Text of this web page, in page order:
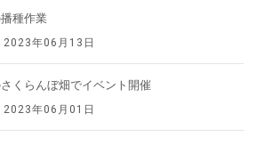
種作業
2023年06月13日
くらんぼ畑でイベント開催
2023年06月01日